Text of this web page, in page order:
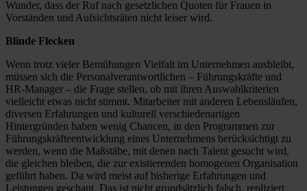
Wunder, dass der Ruf nach gesetzlichen Quoten für Frauen in
Vorständen und Aufsichtsräten nicht leiser wird.
Blinde Flecken
Wenn trotz vieler Bemühungen Vielfalt im Unternehmen ausbleibt,
müssen sich die Personalverantwortlichen – Führungskräfte und
HR-Manager – die Frage stellen, ob mit ihren Auswahlkriterien
vielleicht etwas nicht stimmt. Mitarbeiter mit anderen Lebensläufen,
diversen Erfahrungen und kulturell verschiedenartigen
Hintergründen haben wenig Chancen, in den Programmen zur
Führungskräfteentwicklung eines Unternehmens berücksichtigt zu
werden, wenn die Maßstäbe, mit denen nach Talent gesucht wird,
die gleichen bleiben, die zur existierenden homogenen Organisation
geführt haben. Da wird meist auf bisherige Erfahrungen und
Leistungen geschaut. Das ist nicht grundsätzlich falsch, repliziert